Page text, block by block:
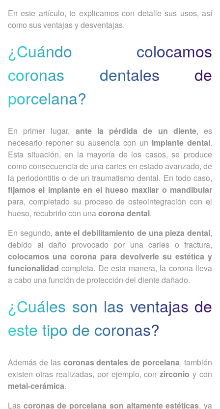
En este artículo, te explicamos con detalle sus usos, así
como sus ventajas y desventajas.
¿Cuándo colocamos
coronas dentales de
porcelana?
En primer lugar, ante la pérdida de un diente, es
necesario reponer su ausencia con un implante dental.
Esta situación, en la mayoría de los casos, se produce
como consecuencia de una caries en estado avanzado, de
la periodontitis o de un traumatismo dental. En todo caso,
fijamos el implante en el hueso maxilar o mandibular
para, completado su proceso de osteointegración con el
hueso, recubrirlo con unacorona dental.
En segundo, ante el debilitamiento de una pieza dental,
debido al daño provocado por una caries o fractura,
colocamos una corona para devolverle su estética y
funcionalidad completa. De esta manera, la corona lleva
a cabo una función de protección del diente dañado.
¿Cuáles son las ventajas de
este tipo de coronas?
Además de las coronas dentales de porcelana, también
existen otras realizadas, por ejemplo, conzirconio y con
metal-cerámica.
Las coronas de porcelana son altamente estéticas, ya